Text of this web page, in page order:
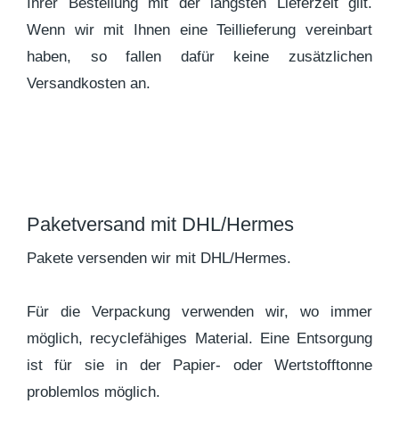
Wenn wir mit Ihnen eine Teillieferung vereinbart
haben, so fallen dafür keine zusätzlichen
Versandkosten an.
Paketversand mit DHL/Hermes
Pakete versenden wir mit DHL/Hermes.
Für die Verpackung verwenden wir, wo immer
möglich, recyclefähiges Material. Eine Entsorgung
ist für sie in der Papier- oder Wertstofftonne
problemlos möglich.